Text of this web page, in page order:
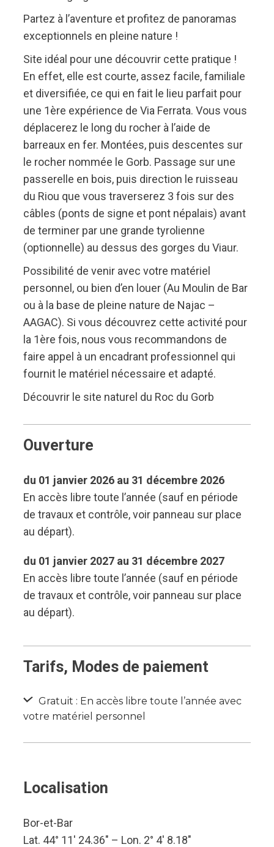
Partez à l’aventure et profitez de panoramas
exceptionnels en pleine nature !
Site idéal pour une découvrir cette pratique !
En effet, elle est courte, assez facile, familiale
et diversifiée, ce qui en fait le lieu parfait pour
une 1ère expérience de Via Ferrata. Vous vous
déplacerez le long du rocher à l’aide de
barreaux en fer. Montées, puis descentes sur
le rocher nommée le Gorb. Passage sur une
passerelle en bois, puis direction le ruisseau
du Riou que vous traverserez 3 fois sur des
câbles (ponts de signe et pont népalais) avant
de terminer par une grande tyrolienne
(optionnelle) au dessus des gorges du Viaur.
Possibilité de venir avec votre matériel
personnel, ou bien d’en louer (Au Moulin de Bar
ou à la base de pleine nature de Najac –
AAGAC). Si vous découvrez cette activité pour
la 1ère fois, nous vous recommandons de
faire appel à un encadrant professionnel qui
fournit le matériel nécessaire et adapté.
Découvrir le site naturel du Roc du Gorb
Ouverture
du 01 janvier 2026 au 31 décembre 2026
En accès libre toute l’année (sauf en période
de travaux et contrôle, voir panneau sur place
au départ).
du 01 janvier 2027 au 31 décembre 2027
En accès libre toute l’année (sauf en période
de travaux et contrôle, voir panneau sur place
au départ).
Tarifs, Modes de paiement
Gratuit : En accès libre toute l’année avec
votre matériel personnel
Localisation
Bor-et-Bar
Lat. 44° 11′ 24.36″ – Lon. 2° 4′ 8.18″